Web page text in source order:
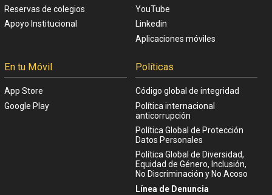
Reservas de colegios
Apoyo Institucional
YouTube
Linkedin
Aplicaciones móviles
En tu Móvil
App Store
Google Play
Políticas
Código global de integridad
Política internacional
anticorrupción
Política Global de Protección
Datos Personales
Política Global de Diversidad,
Equidad de Género, Inclusión,
No Discriminación y No Acoso
Línea de Denuncia